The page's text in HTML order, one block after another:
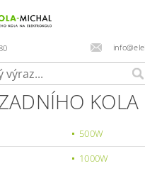
KOLA
500W
1000W